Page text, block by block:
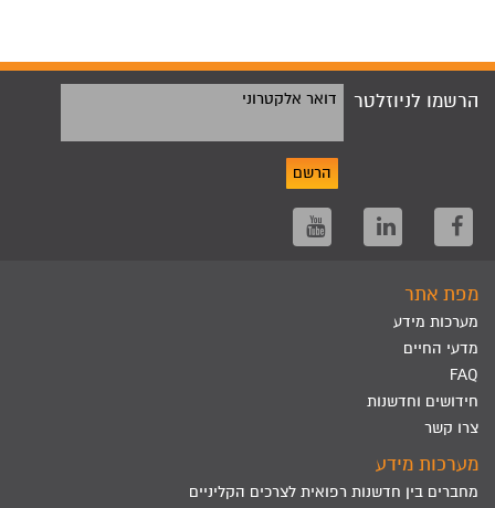
הרשמו לניוזלטר דואר אלקטרוני
הרשם
מפת אתר
מערכות מידע
מדעי החיים
FAQ
חידושים וחדשנות
צרו קשר
מערכות מידע
מחברים בין חדשנות רפואית לצרכים הקליניים